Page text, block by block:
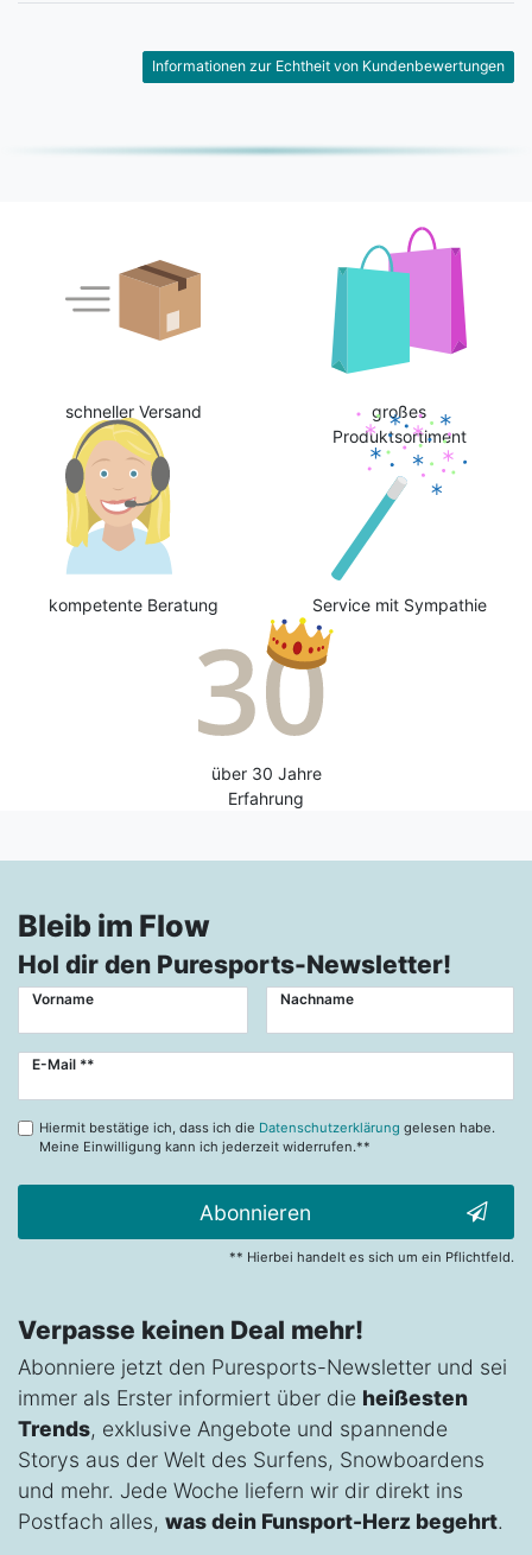
Informationen zur Echtheit von Kundenbewertungen
schneller Versand
großes
Produktsortiment
kompetente Beratung Service mit Sympathie
über 30 Jahre
Erfahrung
Bleib im Flow
Hol dir den Puresports-Newsletter!
Vorname Nachname
E-Mail **
Newsletter
Hiermit bestätige ich, dass ich die Datenschutzerklärung gelesen habe.
Meine Einwilligung kann ich jederzeit widerrufen.**
Abonnieren
** Hierbei handelt es sich um ein Pflichtfeld.
Verpasse keinen Deal mehr!
Abonniere jetzt den Puresports-Newsletter und sei
immer als Erster informiert über die heißesten
Trends, exklusive Angebote und spannende
Storys aus der Welt des Surfens, Snowboardens
und mehr. Jede Woche liefern wir dir direkt ins
Postfach alles, was dein Funsport-Herz begehrt.